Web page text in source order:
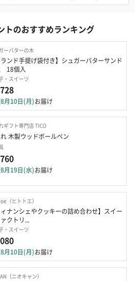
トのおすすめランキング
ーバターの木
ランド手提げ袋付き】シュガーバターサンド
18個入
・スイーツ
8月10日(月)お届け
ギフト専門店 TICO
木製ウッドボールペン
8月19日(水)お届け
（ヒトトエ）
ィナンシェやクッキーの詰め合わせ】スイー
クトリ...
・スイーツ
8月10日(月)お届け
（ニオキャン）